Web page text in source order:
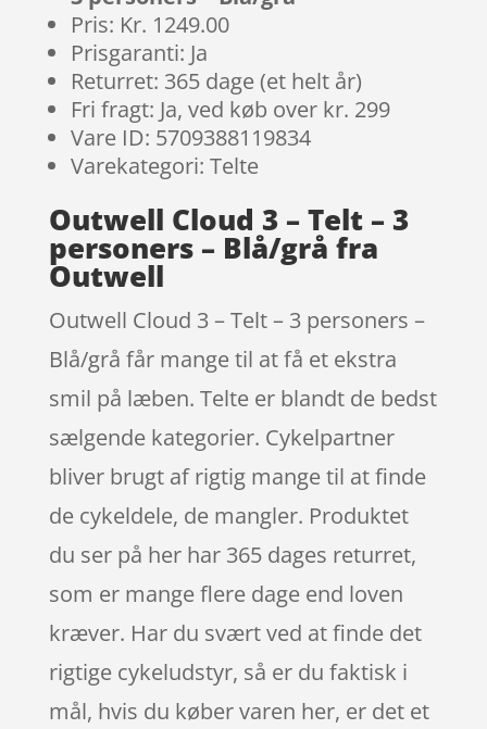
Pris: Kr. 1249.00
Prisgaranti: Ja
Returret: 365 dage (et helt år)
Fri fragt: Ja, ved køb over kr. 299
Vare ID: 5709388119834
Varekategori: Telte
Outwell Cloud 3 – Telt – 3
personers – Blå/grå fra
Outwell
Outwell Cloud 3 – Telt – 3 personers –
Blå/grå får mange til at få et ekstra
smil på læben. Telte er blandt de bedst
sælgende kategorier. Cykelpartner
bliver brugt af rigtig mange til at finde
de cykeldele, de mangler. Produktet
du ser på her har 365 dages returret,
som er mange flere dage end loven
kræver. Har du svært ved at finde det
rigtige cykeludstyr, så er du faktisk i
mål, hvis du køber varen her, er det et